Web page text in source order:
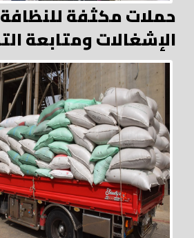
حملات مكثفة
الإشغالات ومتابعة